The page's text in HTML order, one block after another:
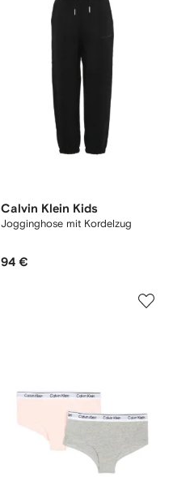
Calvin Klein Kids
Jogginghose mit Kordelzug
94 €